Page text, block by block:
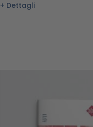
Dettagli